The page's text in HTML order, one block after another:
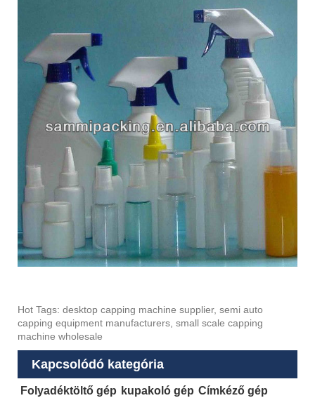
Hot Tags: desktop capping machine supplier, semi auto
capping equipment manufacturers, small scale capping
machine wholesale
Kapcsolódó kategória
Folyadéktöltő gép kupakoló gép Címkéző gép